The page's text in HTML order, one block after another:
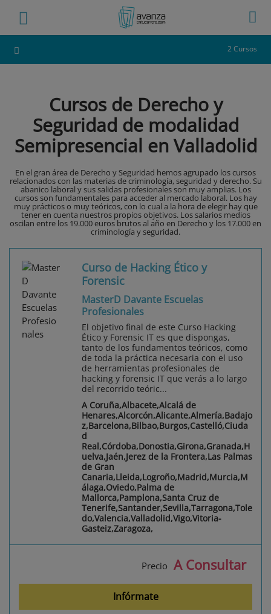
2 Cursos
Cursos de Derecho y
Seguridad de modalidad
Semipresencial en Valladolid
En el gran área de Derecho y Seguridad hemos agrupado los cursos
relacionados con las materias de criminología, seguridad y derecho. Su
abanico laboral y sus salidas profesionales son muy amplias. Los
cursos son fundamentales para acceder al mercado laboral. Los hay
muy prácticos o muy teóricos, con lo cual a la hora de elegir hay que
tener en cuenta nuestros propios objetivos. Los salarios medios
oscilan entre los 19.000 euros brutos al año en Derecho y los 17.000 en
criminología y seguridad.
Curso de Hacking Ético y
Forensic
MasterD Davante Escuelas
Profesionales
El objetivo final de este Curso Hacking
Ético y Forensic IT es que dispongas,
tanto de los fundamentos teóricos, como
de toda la práctica necesaria con el uso
de herramientas profesionales de
hacking y forensic IT que verás a lo largo
del recorrido teóric...
A Coruña,Albacete,Alcalá de
Henares,Alcorcón,Alicante,Almería,Badajo
z,Barcelona,Bilbao,Burgos,Castelló,Ciuda
d
Real,Córdoba,Donostia,Girona,Granada,H
uelva,Jaén,Jerez de la Frontera,Las Palmas
de Gran
Canaria,Lleida,Logroño,Madrid,Murcia,M
álaga,Oviedo,Palma de
Mallorca,Pamplona,Santa Cruz de
Tenerife,Santander,Sevilla,Tarragona,Tole
do,Valencia,Valladolid,Vigo,Vitoria-
Gasteiz,Zaragoza,
Precio A Consultar
Infórmate